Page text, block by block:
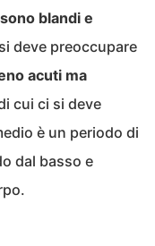
blandi e
deve preoccupare
acuti ma
cui ci si deve
è un periodo di
dal basso e